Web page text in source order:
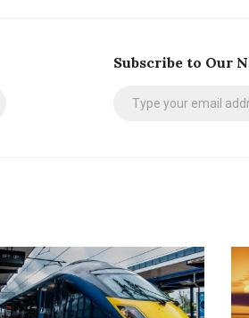
Subscribe to Our